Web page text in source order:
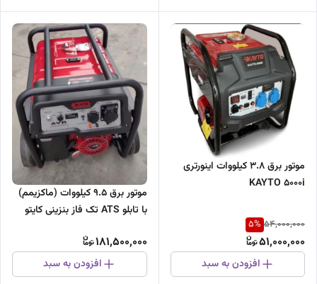
موتور برق ۳.۸ کیلووات اینورتری
KAYTO 5000i
54,000,000
5%
51,000,000
افزودن به سبد
موتور برق ۹.۵ کیلووات (ماکزیمم)
با تابلو ATS تک فاز بنزینی کایتو
181,500,000
افزودن به سبد